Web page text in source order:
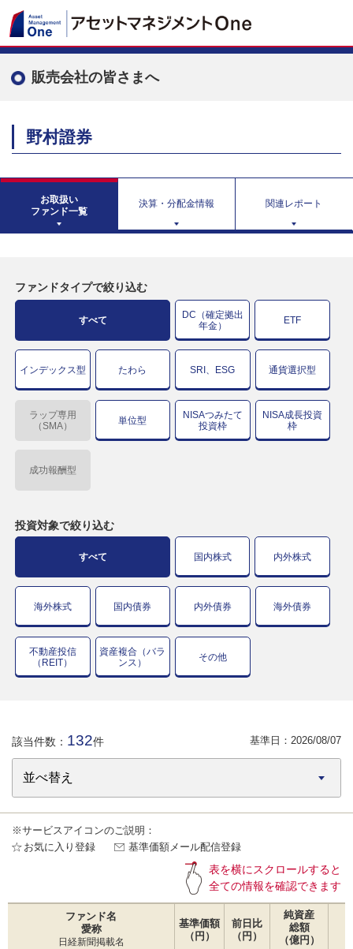
販売会社の皆さまへ
野村證券
お取扱い
ファンド一覧
決算・分配金情報 関連レポート
ファンドタイプで絞り込む
すべて
DC（確定拠出
年金）
ETF
インデックス型 たわら SRI、ESG 通貨選択型
ラップ専用
（SMA）
単位型
NISAつみたて
投資枠
NISA成長投資
枠
成功報酬型
投資対象で絞り込む
すべて 国内株式 内外株式
海外株式 国内債券 内外債券 海外債券
不動産投信
（REIT）
資産複合（バラ
ンス）
その他
該当件数： 132件 基準日： 2026/08/07
※サービスアイコンのご説明：
お気に入り登録
基準価額メール配信登録
表を横にスクロールすると
全ての情報を確認できます
ファンド名
愛称
日経新聞掲載名
基準価額
（円）
前日比
（円）
純資産
総額
（億円）